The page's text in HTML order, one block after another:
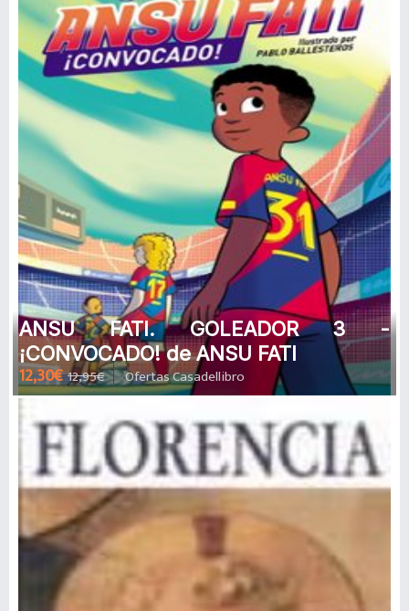
ANSU FATI. GOLEADOR 3 -
¡CONVOCADO! de ANSU FATI
12,30€ 12,95€ Ofertas Casadellibro